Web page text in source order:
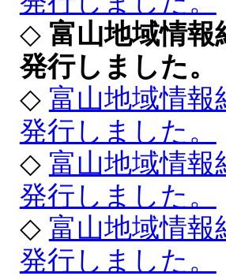
◇ 富山地域情報
発行しました。
◇ 富山地域情報
発行しました。
◇ 富山地域情報
発行しました。
◇ 富山地域情報
発行しました。